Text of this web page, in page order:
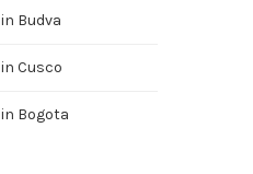
Budva
Cusco
Bogota